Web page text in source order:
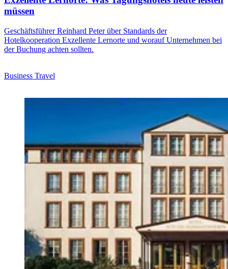
müssen
Geschäftsführer Reinhard Peter über Standards der
Hotelkooperation Exzellente Lernorte und worauf Unternehmen bei
der Buchung achten sollten.
Business Travel